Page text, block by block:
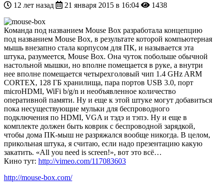
12 лет назад 21 января 2015 в 16:04 1438
Команда под названием Mouse Box разработала концепцию
под названием Mouse Box, в результате которой компьютерная
мышь внезапно стала корпусом для ПК, и называется эта
штука, разумеется, Mouse Box. Она чуток побольше обычной
настольной мышки, но вполне помещается в руке, а внутри
нее вполне помещается четырехголовый чип 1.4 GHz ARM
CORTEX, 128 ГБ хранилища, пара портов USB 3.0, порт
microHDMI, WiFi b/g/n и необъявленное количество
оперативной памяти. Ну и еще к этой штуке могут добавиться
пока несуществующие мульки для беспроводного
подключения по HDMI, VGA и тэдэ и тэпэ. Ну и еще в
комплекте должен быть коврик с беспроводной зарядкой,
чтобы дома ПК-мыш не разряжался вообще никогда. В целом,
прикольная штука, я считаю, если надо презентацию какую
закатить. «All you need is screen!», вот это всё…
Кино тут: http://vimeo.com/117083603
http://mouse-box.com/